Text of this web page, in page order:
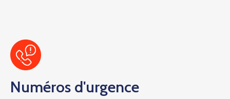
Numéros d'urgence